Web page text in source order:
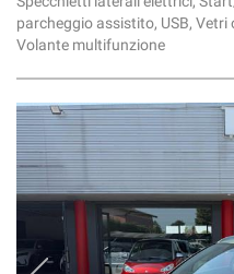
parcheggio assistito, USB, Vetri
Volante multifunzione